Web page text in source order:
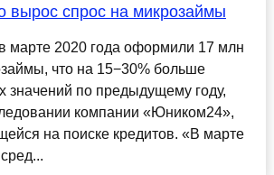
вырос спрос на микрозаймы
марте 2020 года оформили 17 млн
что на 15−30% больше
значений по предыдущему году,
компании «Юником24»,
на поиске кредитов. «В марте